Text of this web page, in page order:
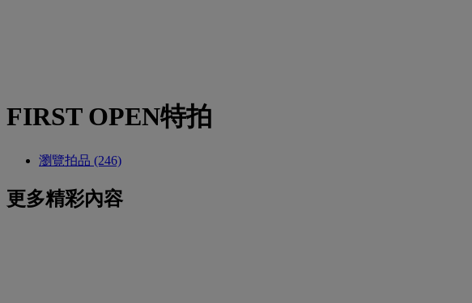
FIRST OPEN特拍
瀏覽拍品 (246)
更多精彩內容